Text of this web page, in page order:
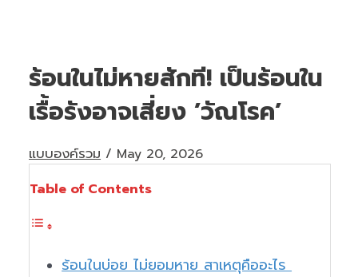
ร้อนในไม่หายสักที! เป็นร้อนใน
เรื้อรังอาจเสี่ยง ’วัณโรค’
แบบองค์รวม / May 20, 2026
Table of Contents
ร้อนในบ่อย ไม่ยอมหาย สาเหตุคืออะไร